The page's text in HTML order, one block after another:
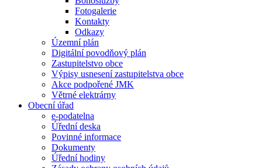
Fotogalerie
Kontakty
Odkazy
Územní plán
Digitální povodňový plán
Zastupitelstvo obce
Výpisy usnesení zastupitelstva obce
Akce podpořené JMK
Větrné elektrárny
Obecní úřad
e-podatelna
Úřední deska
Povinné informace
Dokumenty
Úřední hodiny